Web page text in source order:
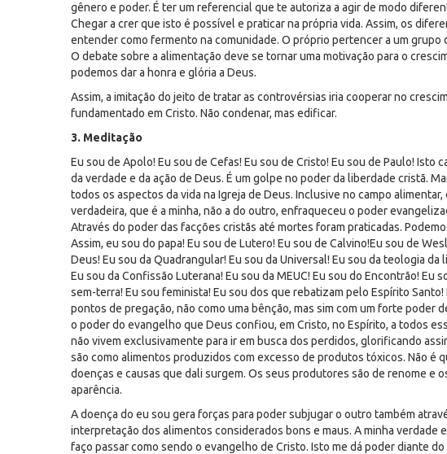
gênero e poder. É ter um referencial que te autoriza a agir de modo
Chegar a crer que isto é possível e praticar na própria vida. Assim, os
entender como fermento na comunidade. O próprio pertencer a um
O debate sobre a alimentação deve se tornar uma motivação para o
podemos dar a honra e glória a Deus.
Assim, a imitação do jeito de tratar as controvérsias iria cooperar no
fundamentado em Cristo. Não condenar, mas edificar.
3. Meditação
Eu sou de Apolo! Eu sou de Cefas! Eu sou de Cristo! Eu sou de Paulo! Isto
da verdade e da ação de Deus. É um golpe no poder da liberdade cristã.
todos os aspectos da vida na Igreja de Deus. Inclusive no campo
verdadeira, que é a minha, não a do outro, enfraqueceu o poder
Através do poder das facções cristãs até mortes foram praticadas.
Assim, eu sou do papa! Eu sou de Lutero! Eu sou de Calvino!Eu sou de
Deus! Eu sou da Quadrangular! Eu sou da Universal! Eu sou da teologia
Eu sou da Confissão Luterana! Eu sou da MEUC! Eu sou do Encontrão! Eu
sem-terra! Eu sou feminista! Eu sou dos que rebatizam pelo Espírito
pontos de pregação, não como uma bênção, mas sim com um forte poder
o poder do evangelho que Deus confiou, em Cristo, no Espírito, a todos
não vivem exclusivamente para ir em busca dos perdidos, glorificando
são como alimentos produzidos com excesso de produtos tóxicos. Não é
doenças e causas que dali surgem. Os seus produtores são de renome e
aparência.
A doença do eu sou gera forças para poder subjugar o outro também
interpretação dos alimentos considerados bons e maus. A minha verdade
faço passar como sendo o evangelho de Cristo. Isto me dá poder diante